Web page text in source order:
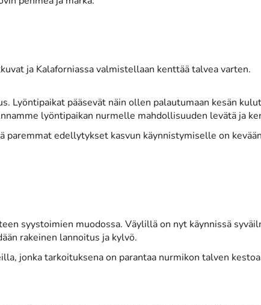
ja Kalaforniassa valmistellaan kenttää talvea varten.
Lyöntipaikat pääsevät näin ollen palautumaan kesän
lyöntipaikan nurmelle mahdollisuuden levätä ja
paremmat edellytykset kasvun käynnistymiselle on
syystoimien muodossa. Väylillä on nyt käynnissä
rakeinen lannoitus ja kylvö.
jonka tarkoituksena on parantaa nurmikon talven